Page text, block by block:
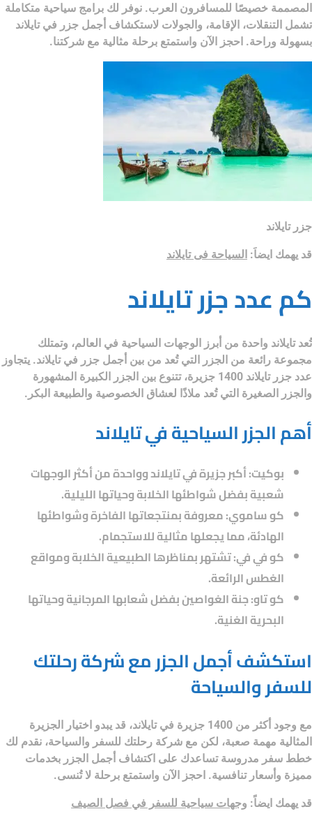
المصممة خصيصًا للمسافرون العرب. نوفر لك برامج سياحية متكاملة
تشمل التنقلات، الإقامة، والجولات لاستكشاف أجمل جزر في تايلاند
بسهولة وراحة. احجز الآن واستمتع برحلة مثالية مع شركتنا.
جزر تايلاند
قد يهمك ايضاَ: السياحة فى تايلاند
كم عدد جزر تايلاند
تُعد تايلاند واحدة من أبرز الوجهات السياحية في العالم، وتمتلك
مجموعة رائعة من الجزر التي تُعد من بين أجمل جزر في تايلاند. يتجاوز
عدد جزر تايلاند 1400 جزيرة
، تتنوع بين الجزر الكبيرة المشهورة
والجزر الصغيرة التي تُعد ملاذًا لعشاق الخصوصية والطبيعة البكر.
أهم الجزر السياحية في تايلاند
بوكيت: أكبر جزيرة في تايلاند وواحدة من أكثر الوجهات
شعبية بفضل شواطئها الخلابة وحياتها الليلية.
كو ساموي: معروفة بمنتجعاتها الفاخرة وشواطئها
الهادئة، مما يجعلها مثالية للاستجمام.
كو في في: تشتهر بمناظرها الطبيعية الخلابة ومواقع
الغطس الرائعة.
كو تاو: جنة الغواصين بفضل شعابها المرجانية وحياتها
البحرية الغنية.
استكشف أجمل الجزر مع شركة رحلتك
للسفر والسياحة
مع وجود أكثر من 1400 جزيرة في تايلاند، قد يبدو اختيار الجزيرة
المثالية مهمة صعبة، لكن مع شركة رحلتك للسفر والسياحة، نقدم لك
خطط سفر مدروسة تساعدك على اكتشاف أجمل الجزر بخدمات
مميزة وأسعار تنافسية. احجز الآن واستمتع برحلة لا تُنسى.
قد يهمك ايضاً: وجهات سياحية للسفر في فصل الصيف